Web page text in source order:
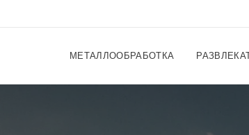
МЕТАЛЛООБРАБОТКА